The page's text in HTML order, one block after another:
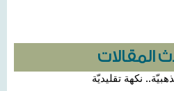
المقالات
نكهة تقليديّة